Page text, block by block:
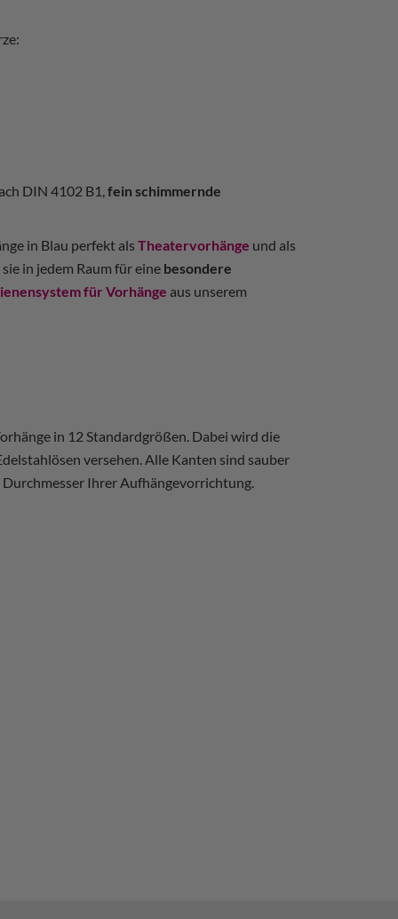
DIN 4102 B1,fein schimmernde
in Blau perfekt als Theatervorhänge und als
in jedem Raum für eine besondere
für Vorhänge aus unserem
in 12 Standardgrößen. Dabei wird die
versehen. Alle Kanten sind sauber
Durchmesser Ihrer Aufhängevorrichtung.